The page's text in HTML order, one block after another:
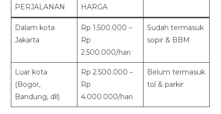
PERJALANAN
HARGA
Dalam kota
Jakarta
Rp 1.500.000 –
Rp
2.500.000/hari
Sudah termasuk
sopir & BBM
Luar kota
(Bogor,
Bandung, dll)
Rp 2.500.000 –
Rp
4.000.000/hari
Belum termasuk
tol & parkir